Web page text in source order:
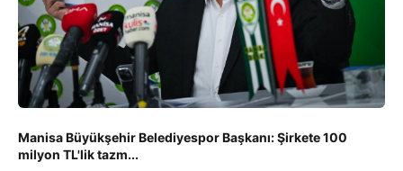
Manisa Büyükşehir Belediyespor Başkanı: Şirkete 100
milyon TL'lik tazm...